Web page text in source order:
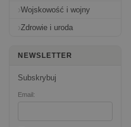
Wojskowość i wojny
Zdrowie i uroda
NEWSLETTER
Subskrybuj
Email: